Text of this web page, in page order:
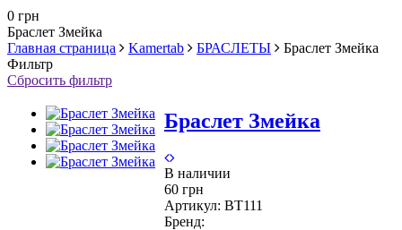
0 грн
Браслет Змейка
Главная страница
Kamertab БРАСЛЕТЫ
Браслет Змейка
Фильтр
Сбросить фильтр
Браслет Змейка
В наличии
60 грн
Артикул: BT111
Бренд: